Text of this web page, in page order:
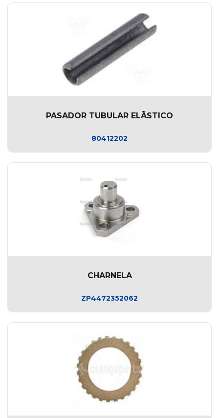
PASADOR TUBULAR ELÃSTICO
80412202
CHARNELA
ZP4472352062